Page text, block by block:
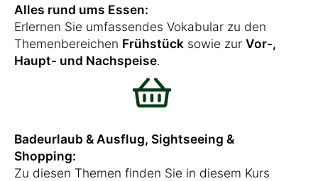
Alles rund ums Essen:
Erlernen Sie umfassendes Vokabular zu den
Themenbereichen Frühstück sowie zur Vor-,
Haupt- und Nachspeise.
Badeurlaub & Ausflug, Sightseeing &
Shopping:
Zu diesen Themen finden Sie in diesem Kurs